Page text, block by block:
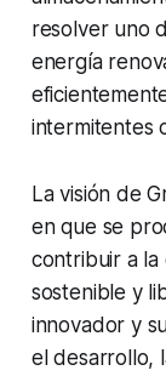
resolver uno
energía
intermitentes
La visión de
en que se
contribuir a la
sostenible y
innovador y
el desarrollo,